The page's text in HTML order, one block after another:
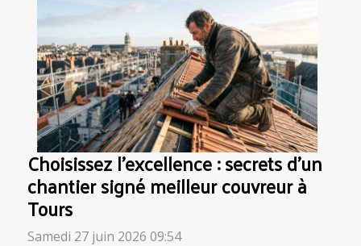
Choisissez l’excellence : secrets d’un
chantier signé meilleur couvreur à
Tours
Samedi 27 juin 2026 09:54